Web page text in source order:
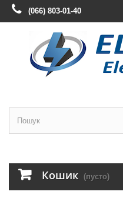
(066) 803-01-40
Кошик (пусто)